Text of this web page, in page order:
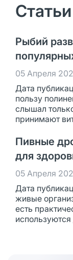
Статьи
Рыбий
05 Апреля
Дата
пользу
слышал
принимают
Пивные
для
05 Апреля
Дата
живые
есть